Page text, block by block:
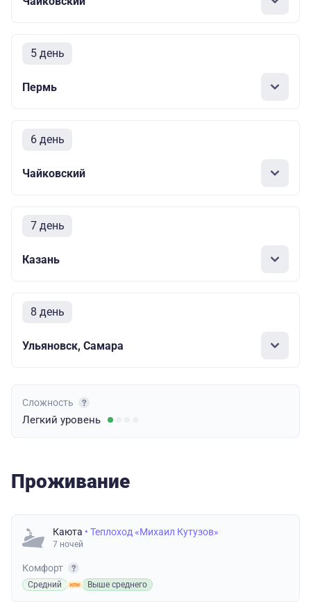
5 день
Пермь
6 день
Чайковский
7 день
Казань
8 день
Ульяновск, Самара
Сложность
Легкий уровень
Проживание
Каюта • Теплоход «Михаил Кутузов»
7 ночей
Комфорт
Средний Выше среднего